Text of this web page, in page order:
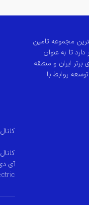
مجموعه تامین
تا به عنوان
ایران و منطقه
روابط با
آی